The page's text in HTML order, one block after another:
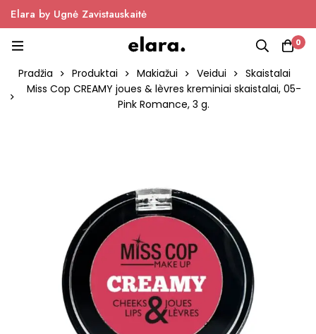
Elara by Ugnė Zavistauskaitė
0
Pradžia Produktai Makiažui Veidui
Skaistalai
Miss Cop CREAMY joues & lèvres kreminiai skaistalai, 05-
Pink Romance, 3 g.